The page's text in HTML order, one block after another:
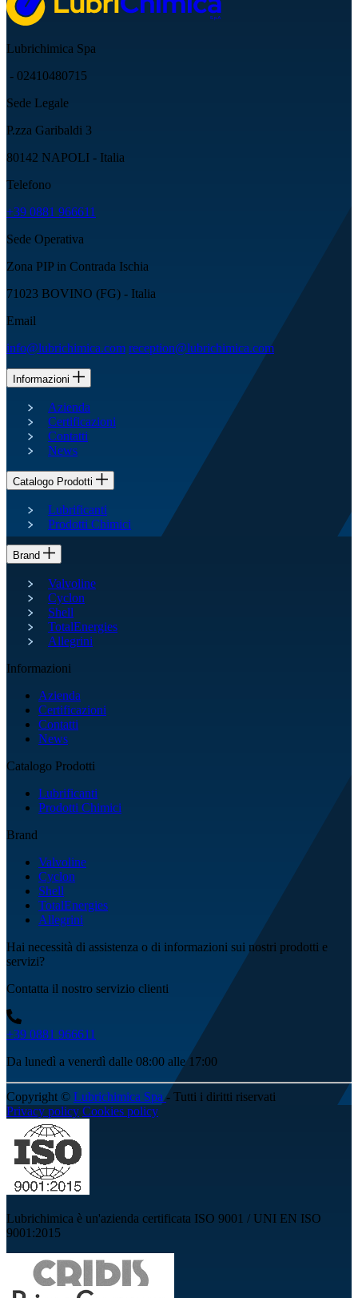
Lubrichimica Spa
- 02410480715
Sede Legale
P.zza Garibaldi 3
80142 NAPOLI - Italia
Telefono
+39 0881 966611
Sede Operativa
Zona PIP in Contrada Ischia
71023 BOVINO (FG) - Italia
Email
info@lubrichimica.com reception@lubrichimica.com
Informazioni
Azienda
Certificazioni
Contatti
News
Catalogo Prodotti
Lubrificanti
Prodotti Chimici
Brand
Valvoline
Cyclon
Shell
TotalEnergies
Allegrini
Informazioni
Azienda
Certificazioni
Contatti
News
Catalogo Prodotti
Lubrificanti
Prodotti Chimici
Brand
Valvoline
Cyclon
Shell
TotalEnergies
Allegrini
Hai necessità di assistenza o di informazioni sui nostri prodotti e
servizi?
Contatta il nostro servizio clienti
+39 0881 966611
Da lunedì a venerdì dalle 08:00 alle 17:00
Copyright © Lubrichimica Spa- Tutti i diritti riservati
Privacy policy Cookies policy
Lubrichimica è un'azienda certificata ISO 9001 / UNI EN ISO
9001:2015